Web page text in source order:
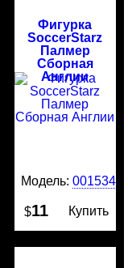
Фигурка
SoccerStarz
Палмер
Сборная
Англии
Модель: 0015341
$11 Купить